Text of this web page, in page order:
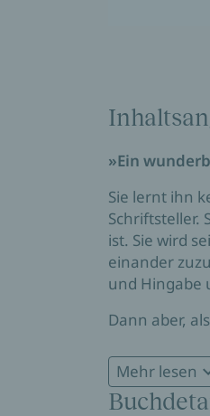
»Ein
Sie lernt ihn
Schriftsteller.
ist. Sie wird
einander
und Hingabe
Dann aber,
Pflegerin. Sie
die Zeit der
Mehr lesen